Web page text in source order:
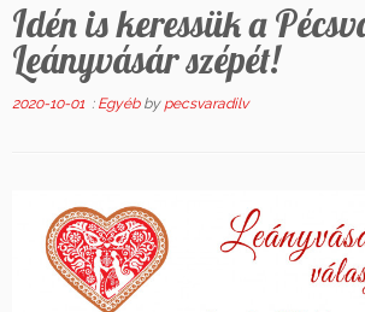
Idén is keressük a
Leányvásár szépét!
2020-10-01 : Egyéb by pecsvaradilv